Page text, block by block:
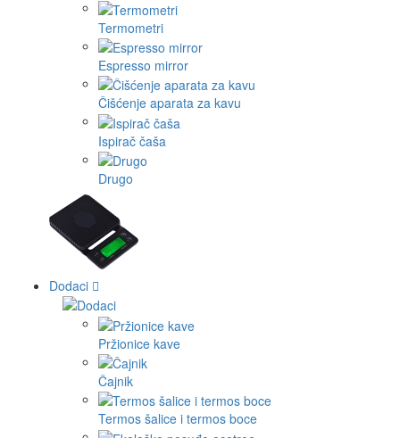
Termometri
Espresso mirror
Čišćenje aparata za kavu
Ispirač čaša
Drugo
Dodaci
Pržionice kave
Čajnik
Termos šalice i termos boce